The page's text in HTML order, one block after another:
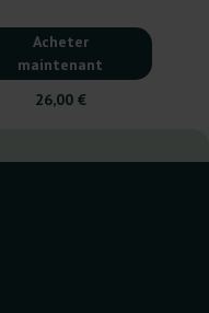
Acheter
maintenant
26,00 €